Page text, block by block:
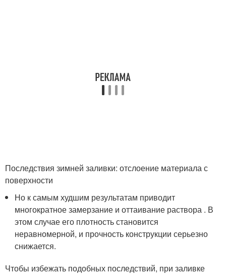
Последствия зимней заливки: отслоение материала с
поверхности
Но к самым худшим результатам приводит
многократное замерзание и оттаивание раствора . В
этом случае его плотность становится
неравномерной, и прочность конструкции серьезно
снижается.
Чтобы избежать подобных последствий, при заливке